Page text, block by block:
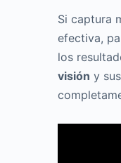
Si captura
efectiva,
los
visión y sus